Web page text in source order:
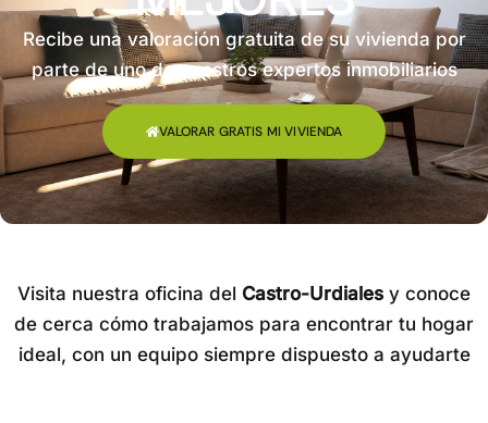
Recibe una valoración gratuita de su vivienda por
parte de uno de nuestros expertos inmobiliarios
VALORAR GRATIS MI VIVIENDA
Visita nuestra oficina del Castro-Urdiales y conoce
de cerca cómo trabajamos para encontrar tu hogar
ideal, con un equipo siempre dispuesto a ayudarte